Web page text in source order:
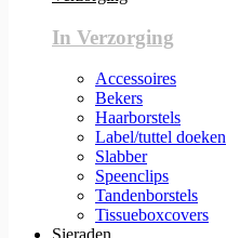
In Verzorging
Accessoires
Bekers
Haarborstels
Label/tuttel doeken
Slabber
Speenclips
Tandenborstels
Tissueboxcovers